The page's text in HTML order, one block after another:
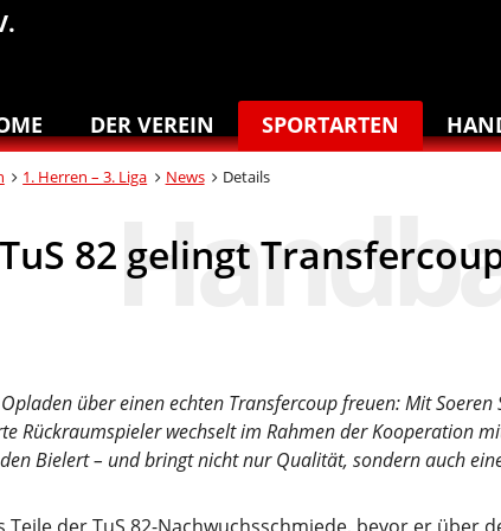
DER VEREIN SPORTARTEN
1. Herren – 3. Liga News Details
82 gelingt
über einen echten Transfercoup freuen: Mit Soeren
Rückraumspieler wechselt im Rahmen der Kooperation
Bielert – und bringt nicht nur Qualität, sondern auch